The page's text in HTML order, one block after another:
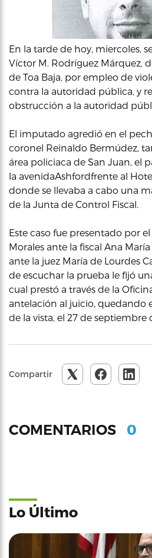
En la tarde de hoy, miercoles,
Víctor M. Rodríguez Márquez,
de Toa Baja, por empleo de
contra la autoridad pública, y
obstrucción a la autoridad
El imputado agredió en el
coronel Reinaldo Bermúdez,
área policiaca de San Juan, el
la avenidaAshfordfrente al
donde se llevaba a cabo una
de la Junta de Control Fiscal.
Este caso fue presentado por
Morales ante la fiscal Ana
ante la juez María de Lourdes
de escuchar la prueba le fijó
cual prestó a través de la
antelación al juicio, quedando
de la vista, el 27 de septiembre
Compartir
COMENTARIOS 0
Lo Último